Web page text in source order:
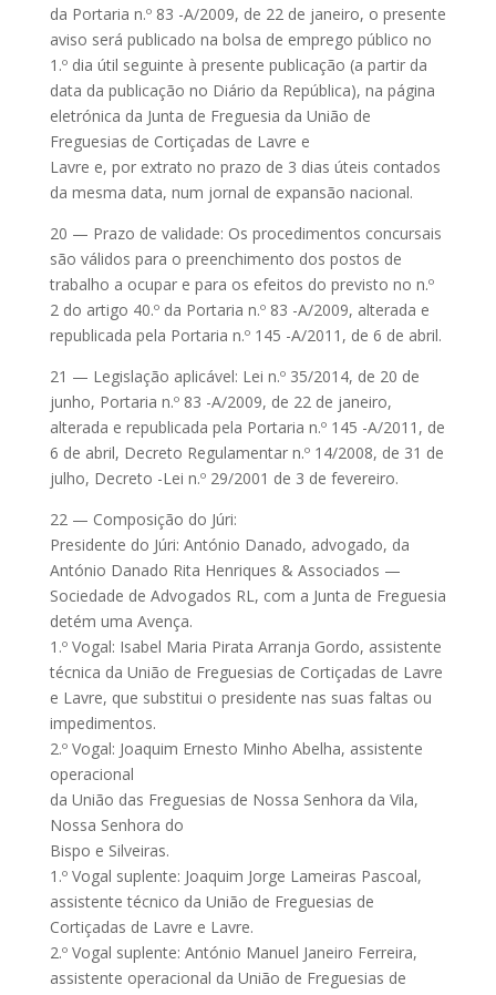
da Portaria n.º 83 -A/2009, de 22 de janeiro, o presente
aviso será publicado na bolsa de emprego público no
1.º dia útil seguinte à presente publicação (a partir da
data da publicação no Diário da República), na página
eletrónica da Junta de Freguesia da União de
Freguesias de Cortiçadas de Lavre e
Lavre e, por extrato no prazo de 3 dias úteis contados
da mesma data, num jornal de expansão nacional.
20 — Prazo de validade: Os procedimentos concursais
são válidos para o preenchimento dos postos de
trabalho a ocupar e para os efeitos do previsto no n.º
2 do artigo 40.º da Portaria n.º 83 -A/2009, alterada e
republicada pela Portaria n.º 145 -A/2011, de 6 de abril.
21 — Legislação aplicável: Lei n.º 35/2014, de 20 de
junho, Portaria n.º 83 -A/2009, de 22 de janeiro,
alterada e republicada pela Portaria n.º 145 -A/2011, de
6 de abril, Decreto Regulamentar n.º 14/2008, de 31 de
julho, Decreto -Lei n.º 29/2001 de 3 de fevereiro.
22 — Composição do Júri:
Presidente do Júri: António Danado, advogado, da
António Danado Rita Henriques & Associados —
Sociedade de Advogados RL, com a Junta de Freguesia
detém uma Avença.
1.º Vogal: Isabel Maria Pirata Arranja Gordo, assistente
técnica da União de Freguesias de Cortiçadas de Lavre
e Lavre, que substitui o presidente nas suas faltas ou
impedimentos.
2.º Vogal: Joaquim Ernesto Minho Abelha, assistente
operacional
da União das Freguesias de Nossa Senhora da Vila,
Nossa Senhora do
Bispo e Silveiras.
1.º Vogal suplente: Joaquim Jorge Lameiras Pascoal,
assistente técnico da União de Freguesias de
Cortiçadas de Lavre e Lavre.
2.º Vogal suplente: António Manuel Janeiro Ferreira,
assistente operacional da União de Freguesias de